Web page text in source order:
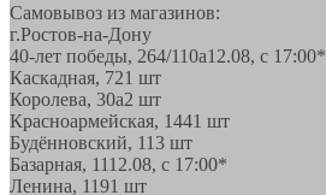
Самовывоз из магазинов:
г.Ростов-на-Дону
40-лет победы, 264/110а12.08, с 17:00*
Каскадная, 721 шт
Королева, 30а2 шт
Красноармейская, 1441 шт
Будённовский, 113 шт
Базарная, 1112.08, с 17:00*
Ленина, 1191 шт